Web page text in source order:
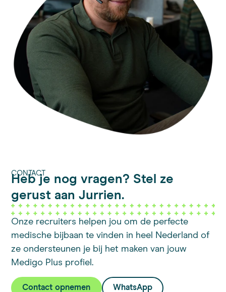
CONTACT
Heb je nog vragen? Stel ze
gerust aan Jurrien.
Onze recruiters helpen jou om de perfecte
medische bijbaan te vinden in heel Nederland of
ze ondersteunen je bij het maken van jouw
Medigo Plus profiel.
Contact opnemen WhatsApp